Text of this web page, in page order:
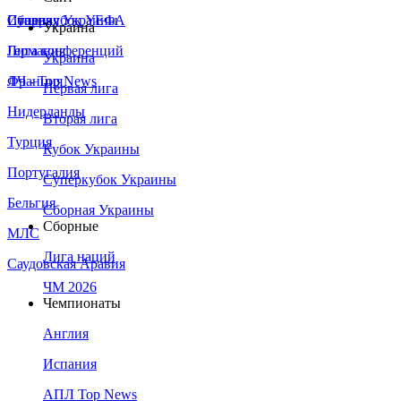
Сборная Украины
Италия
Германия
Франция
Нидерланды
Турция
Португалия
Бельгия
МЛС
Саудовская Аравия
Суперкубок УЕФА
Лига конференций
ЛЧ - Top News
Украина
Украина
Первая лига
Вторая лига
Кубок Украины
Суперкубок Украины
Сборная Украины
Сборные
Лига наций
ЧМ 2026
Чемпионаты
Англия
Испания
АПЛ Top News